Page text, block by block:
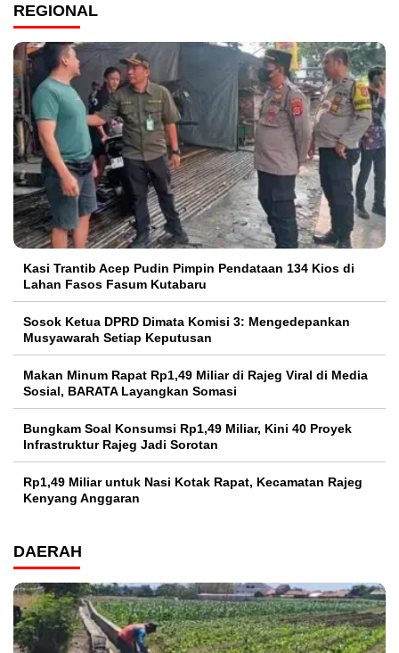
REGIONAL
Kasi Trantib Acep Pudin Pimpin Pendataan 134 Kios di
Lahan Fasos Fasum Kutabaru
Sosok Ketua DPRD Dimata Komisi 3: Mengedepankan
Musyawarah Setiap Keputusan
Makan Minum Rapat Rp1,49 Miliar di Rajeg Viral di Media
Sosial, BARATA Layangkan Somasi
Bungkam Soal Konsumsi Rp1,49 Miliar, Kini 40 Proyek
Infrastruktur Rajeg Jadi Sorotan
Rp1,49 Miliar untuk Nasi Kotak Rapat, Kecamatan Rajeg
Kenyang Anggaran
DAERAH